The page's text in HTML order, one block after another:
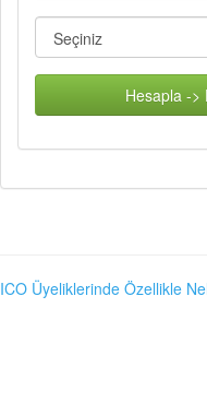
Hesapla ->
ICO Üyeliklerinde Özellikle